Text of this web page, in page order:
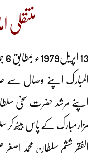
منتقلی
المبارک اپنے وصال
اپنے مرشد حضرت سخی
مزارمبارک کے پاس بیٹھ
الفقر ششم سلطان محمد